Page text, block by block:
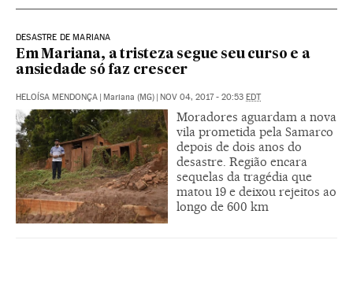
DESASTRE DE MARIANA
Em Mariana, a tristeza segue seu curso e a
ansiedade só faz crescer
HELOÍSA MENDONÇA Mariana (MG) NOV 04, 2017 - 20:53 EDT
Moradores aguardam a nova
vila prometida pela Samarco
depois de dois anos do
desastre. Região encara
sequelas da tragédia que
matou 19 e deixou rejeitos ao
longo de 600 km